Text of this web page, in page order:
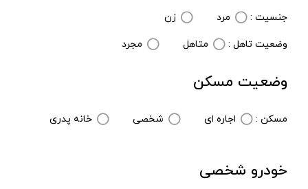
جنسیت : مرد زن
وضعیت تاهل : متاهل مجرد
وضعیت مسکن
مسکن : اجاره ای شخصی خانه پدری
خودرو شخصی